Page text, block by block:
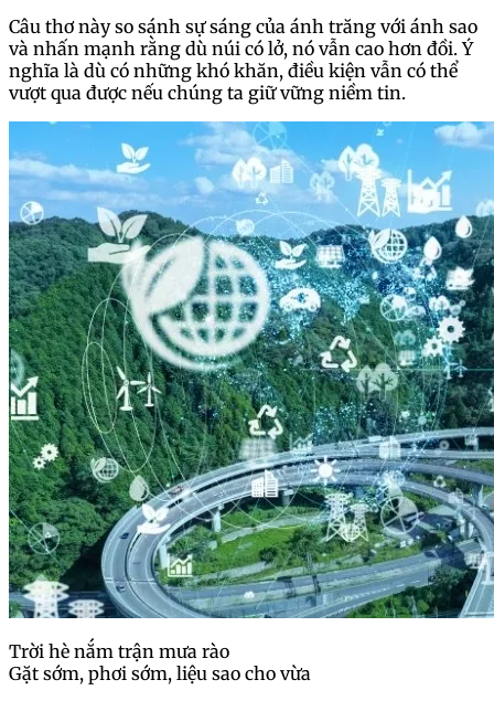
Câu thơ này so sánh sự sáng của ánh trăng với ánh sao
và nhấn mạnh rằng dù núi có lở, nó vẫn cao hơn đồi. Ý
nghĩa là dù có những khó khăn, điều kiện vẫn có thể
vượt qua được nếu chúng ta giữ vững niềm tin.
Trời hè nắm trận mưa rào
Gặt sớm, phơi sớm, liệu sao cho vừa